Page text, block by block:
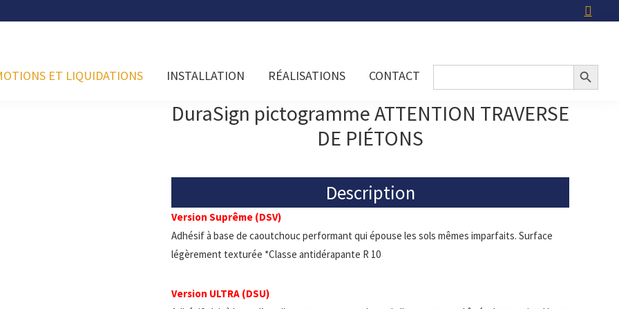
ET LIQUIDATIONS INSTALLATION RÉALISATIONS CONTACT Search Search Button
DuraSign pictogramme ATTENTION TRAVERSE
DE PIÉTONS
Description
Version Suprême (DSV)
Adhésif à base de caoutchouc performant qui épouse les sols mêmes imparfaits. Surface
légèrement texturée *Classe antidérapante R 10
Version ULTRA (DSU)